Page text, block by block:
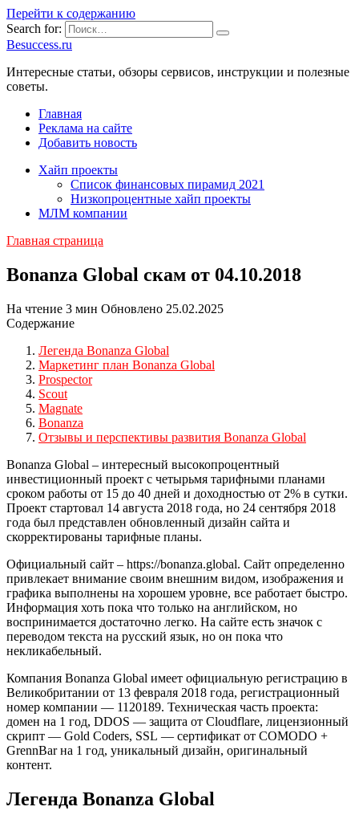
Перейти к содержанию
Search for:
Besuccess.ru
Интересные статьи, обзоры сервисов, инструкции и полезные
советы.
Главная
Реклама на сайте
Добавить новость
Хайп проекты
Список финансовых пирамид 2021
Низкопроцентные хайп проекты
МЛМ компании
Главная страница
Bonanza Global скам от 04.10.2018
На чтение 3 мин Обновлено 25.02.2025
Содержание
Легенда Bonanza Global
Маркетинг план Bonanza Global
Prospector
Scout
Magnate
Bonanza
Отзывы и перспективы развития Bonanza Global
Bonanza Global – интересный высокопроцентный
инвестиционный проект с четырьмя тарифными планами
сроком работы от 15 до 40 дней и доходностью от 2% в сутки.
Проект стартовал 14 августа 2018 года, но 24 сентября 2018
года был представлен обновленный дизайн сайта и
скорректированы тарифные планы.
Официальный сайт – https://bonanza.global. Сайт определенно
привлекает внимание своим внешним видом, изображения и
графика выполнены на хорошем уровне, все работает быстро.
Информация хоть пока что только на английском, но
воспринимается достаточно легко. На сайте есть значок с
переводом текста на русский язык, но он пока что
некликабельный.
Компания Bonanza Global имеет официальную регистрацию в
Великобритании от 13 февраля 2018 года, регистрационный
номер компании — 1120189. Техническая часть проекта:
домен на 1 год, DDOS — защита от Cloudflare, лицензионный
скрипт — Gold Coders, SSL — сертификат от COMODO +
GrennBar на 1 год, уникальный дизайн, оригинальный
контент.
Легенда Bonanza Global